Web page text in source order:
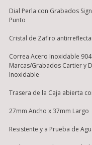
Dial Perla con Grabados
Punto
Cristal de Zafiro
Correa Acero Inoxidable
Marcas/Grabados Cartier y
Inoxidable
Trasera de la Caja abierta
27mm Ancho x 37mm Largo
Resistente y a Prueba de